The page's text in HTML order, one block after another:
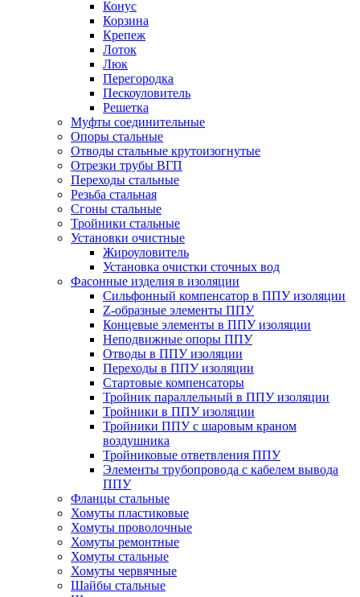
Конус
Корзина
Крепеж
Лоток
Люк
Перегородка
Пескоуловитель
Решетка
Муфты соединительные
Опоры стальные
Отводы стальные крутоизогнутые
Отрезки трубы ВГП
Переходы стальные
Резьба стальная
Сгоны стальные
Тройники стальные
Установки очистные
Жироуловитель
Установка очистки сточных вод
Фасонные изделия в изоляции
Cильфонный компенсатор в ППУ изоляции
Z-образные элементы ППУ
Концевые элементы в ППУ изоляции
Неподвижные опоры ППУ
Отводы в ППУ изоляции
Переходы в ППУ изоляции
Стартовые компенсаторы
Тройник параллельный в ППУ изоляции
Тройники в ППУ изоляции
Тройники ППУ с шаровым краном
воздушника
Тройниковые ответвления ППУ
Элементы трубопровода с кабелем вывода
ППУ
Фланцы стальные
Хомуты пластиковые
Хомуты проволочные
Хомуты ремонтные
Хомуты стальные
Хомуты червячные
Шайбы стальные